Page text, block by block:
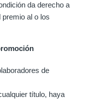
da derecho a
al o los
de
título, haya